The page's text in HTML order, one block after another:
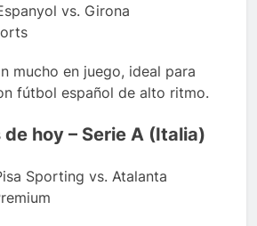
vs. Girona
mucho en juego, ideal para
fútbol español de alto ritmo.
hoy – Serie A (Italia)
Sporting vs. Atalanta